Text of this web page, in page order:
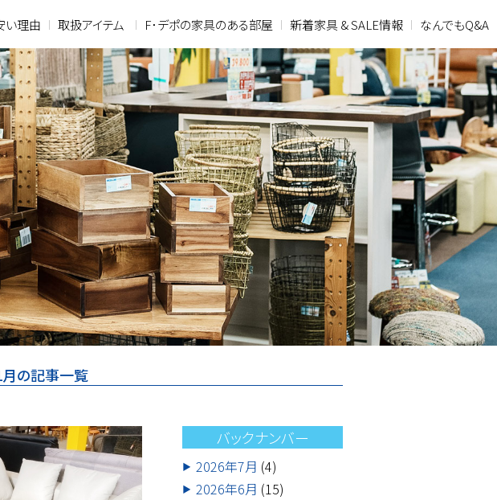
い理由 取扱アイテム F･デポの家具のある部屋 新着家具 & SALE情報 なんでもQ&A
の記事一覧
バックナンバー
2026年7月 (4)
2026年6月 (15)